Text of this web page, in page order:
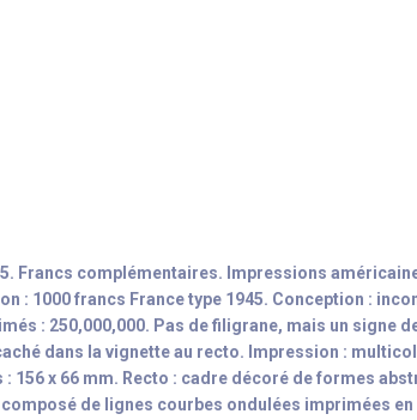
Francs complémentaires. Impressions
: 1000 francs France type 1945. Conception :
: 250,000,000. Pas de filigrane, mais un signe
dans la vignette au recto. Impression :
: 156 x 66 mm. Recto : cadre décoré de formes
de lignes courbes ondulées imprimées